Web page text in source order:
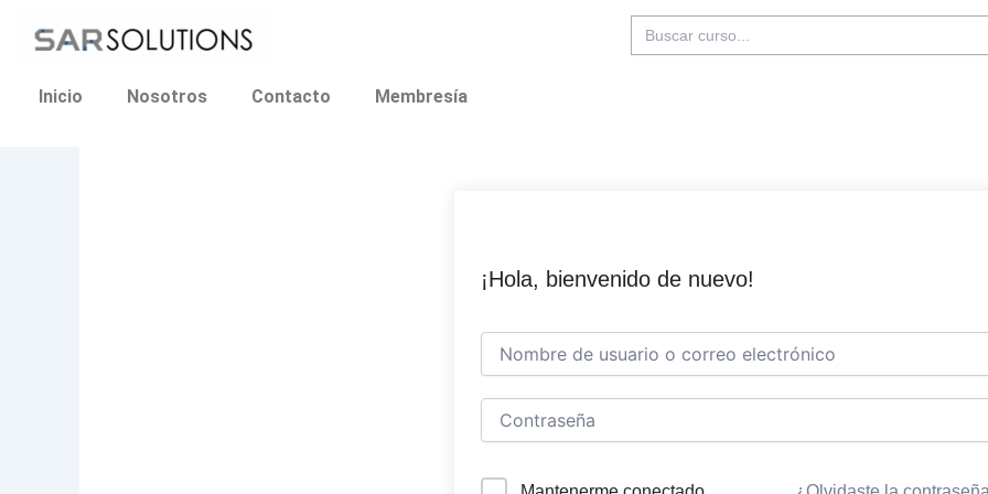
Buscar:
Inicio Nosotros Contacto Membresía
¡Hola, bienvenido de nuevo!